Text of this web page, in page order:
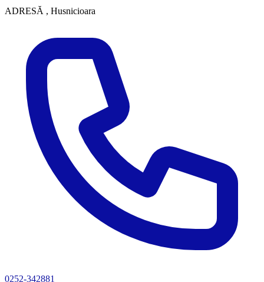
ADRESĂ , Husnicioara
0252-342881